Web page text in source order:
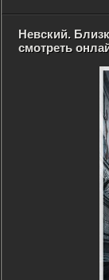
Невский.
смотреть